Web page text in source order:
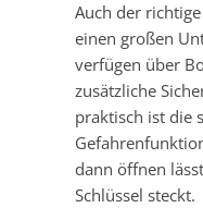
Auch der
einen großen
verfügen über
zusätzliche
praktisch ist die
dann öffnen
Schlüssel steckt.